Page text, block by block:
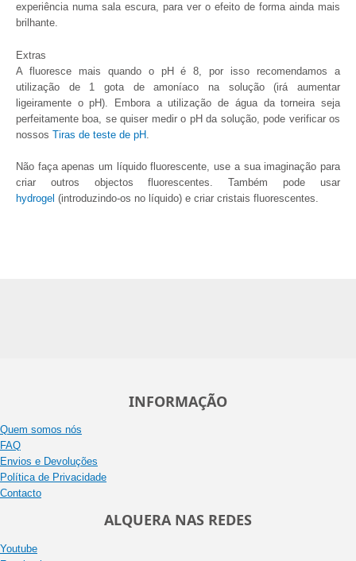
experiência numa sala escura, para ver o efeito de forma ainda mais
brilhante.
Extras
A fluoresce mais quando o pH é 8, por isso recomendamos a
utilização de 1 gota de amoníaco na solução (irá aumentar
ligeiramente o pH). Embora a utilização de água da torneira seja
perfeitamente boa, se quiser medir o pH da solução, pode verificar os
nossos Tiras de teste de pH
Não faça apenas um líquido fluorescente, use a sua imaginação para
criar outros objectos fluorescentes. Também pode usar
hydrogel (introduzindo-os no líquido) e criar cristais fluorescentes.
INFORMAÇÃO
Quem somos nós
FAQ
Envios e Devoluções
Política de Privacidade
Contacto
ALQUERA NAS REDES
Youtube